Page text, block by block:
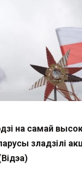
на самай
зладзілі